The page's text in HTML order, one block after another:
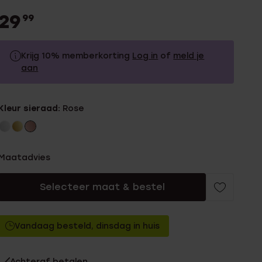
99
Krijg 10% memberkorting Log in of meld je
aan
Zonder memberkorting
sieraad: Rose
Selecteer maat & bestel
Vandaag besteld, dinsdag in huis